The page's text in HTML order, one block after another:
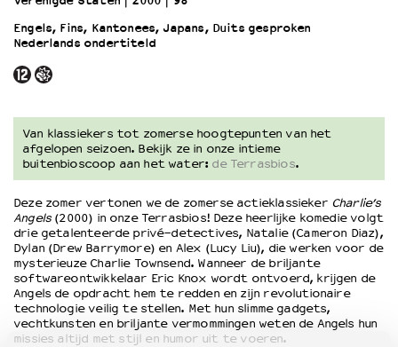
OVER LANTARENVENSTER
Wat we doen
Word vriend
Historie
Huisregels
Privacyverklaring
Integriteits- en gedragscode
Duurzaamheid
Culturele boycot Israël
Ruimte voor artistieke vrijheid – VNPF
Engels, Fins, Kantonees, Japans, Duits gesproken
Nederlands ondertiteld
Van klassiekers tot zomerse hoogtepunten van het
afgelopen seizoen. Bekijk ze in onze intieme
buitenbioscoop aan het water: de Terrasbios.
Deze zomer vertonen we de zomerse actieklassieker Charlie’s
Angels(2000) in onze Terrasbios! Deze heerlijke komedie volgt
drie getalenteerde privé-detectives, Natalie (Cameron Diaz),
Dylan (Drew Barrymore) en Alex (Lucy Liu), die werken voor de
mysterieuze Charlie Townsend. Wanneer de briljante
softwareontwikkelaar Eric Knox wordt ontvoerd, krijgen de
Angels de opdracht hem te redden en zijn revolutionaire
technologie veilig te stellen. Met hun slimme gadgets,
vechtkunsten en briljante vermommingen weten de Angels hun
missies altijd met stijl en humor uit te voeren.